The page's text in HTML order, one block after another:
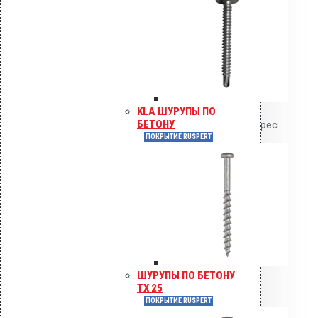
KLA ШУРУПЫ ПО
БЕТОНУ
ПОКРЫТИЕ RUSPERT
ШУРУПЫ ПО БЕТОНУ
TX 25
ПОКРЫТИЕ RUSPERT
Сохранить моё имя, email и адрес
сайта в этом браузере для
последующих моих комментариев.
Инструкции по монтажу
Технические паспорта
Каталоги
Гарантия